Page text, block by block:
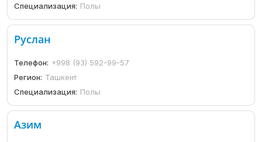
Специализация: Полы
Руслан
Телефон: +998 (93) 592-99-57
Регион: Ташкент
Специализация: Полы
Азим